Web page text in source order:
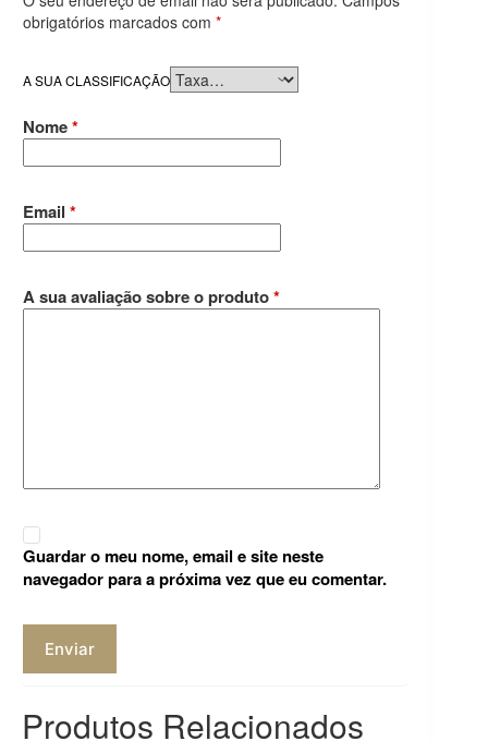
obrigatórios marcados com *
A SUA CLASSIFICAÇÃO
Nome*
Email *
A sua avaliação sobre o produto*
Guardar o meu nome, email e site neste
navegador para a próxima vez que eu comentar.
Enviar
Produtos Relacionados